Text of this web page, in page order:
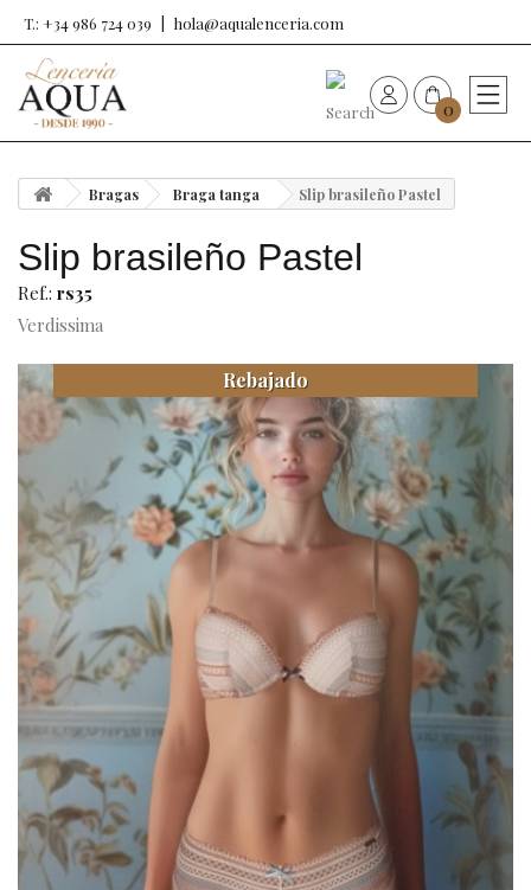
T.: +34 986 724 039 hola@aqualenceria.com
0
Baño de mujer
Ropa y complementos
Lencería
Prendas moldeadoras
Hombre
Ortopedia
Outlet
Bragas Braga tanga Slip brasileño Pastel
Slip brasileño Pastel
Ref.: rs35
Verdissima
Rebajado